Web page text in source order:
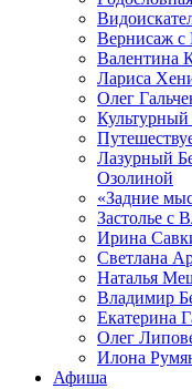
Вернисаж с
Валентина
Лариса
Олег
Лазурный
Озолиной
«Задние
Застолье с
Ирина
Светлана
Наталья
Владимир
Екатерина
Олег
Илона
Афиша